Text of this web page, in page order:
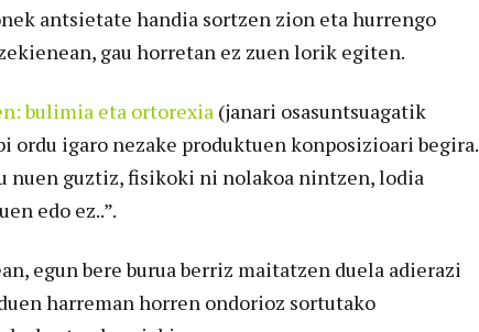
antsietate handia sortzen zion eta hurrengo
gau horretan ez zuen lorik egiten.
bulimia eta ortorexia (janari osasuntsuagatik
ordu igaro nezake produktuen konposizioari begira.
nuen guztiz, fisikoki ni nolakoa nintzen, lodia
edo ez..”.
egun bere burua berriz maitatzen duela adierazi
harreman horren ondorioz sortutako